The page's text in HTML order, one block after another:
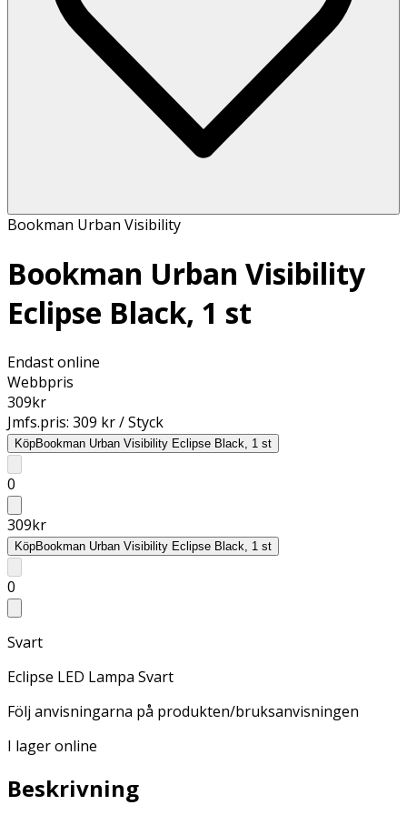
Bookman Urban Visibility
Bookman Urban Visibility
Eclipse Black, 1 st
Endast online
Webbpris
309kr
Jmfs.pris: 309 kr / Styck
KöpBookman Urban Visibility Eclipse Black, 1 st
0
309kr
KöpBookman Urban Visibility Eclipse Black, 1 st
0
Svart
Eclipse LED Lampa Svart
Följ anvisningarna på produkten/bruksanvisningen
I lager online
Beskrivning